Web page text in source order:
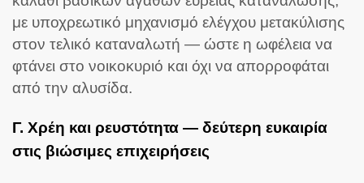
με υποχρεωτικό μηχανισμό ελέγχου μετακύλισης
στον τελικό καταναλωτή — ώστε η ωφέλεια να
φτάνει στο νοικοκυριό και όχι να απορροφάται
από την αλυσίδα.
Γ. Χρέη και ρευστότητα — δεύτερη ευκαιρία
στις βιώσιμες επιχειρήσεις